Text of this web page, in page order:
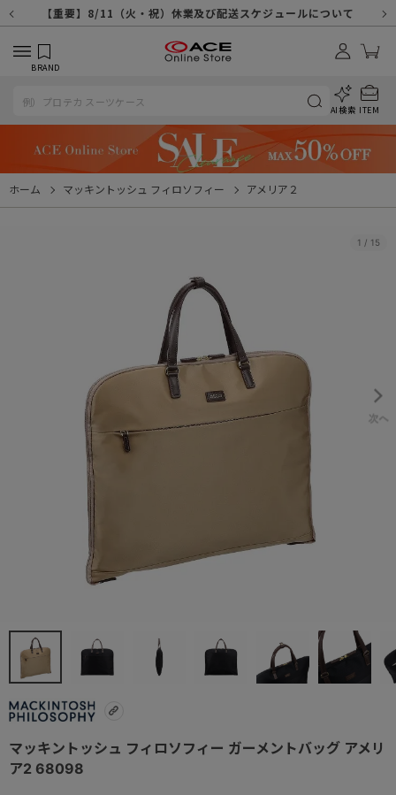
【重要】システムエラーによる出荷遅延につきまして
【重要】8/11（火・祝）休業及び配送スケジュールについて
【重要】令和８年熊本地震に伴う配送への影響について
【重要】納品書・領収書ペーパーレス化（電子化）のお知らせ
【重要】天候不良や交通状況・物量増等に伴う配送への影響について
【重要】悪質な詐欺サイトにご注意ください
【重要】各種メールが届かない場合に関しまして
【重要】お問い合わせのご対応に関しまして
【重要】SNSのなりすまし詐欺にご注意ください
BRAND
AI検索 ITEM
ホーム マッキントッシュ フィロソフィー アメリア２
1 / 15
マッキントッシュ フィロソフィー ガーメントバッグ アメリ
ア2 68098